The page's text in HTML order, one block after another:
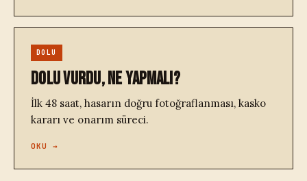
DOLU
DOLU VURDU, NE YAPMALI?
İlk 48 saat, hasarın doğru fotoğraflanması, kasko
kararı ve onarım süreci.
OKU →